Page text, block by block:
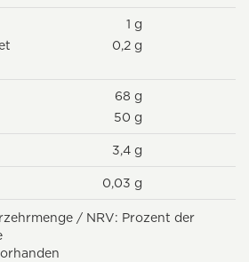
1 g
0,2 g
68 g
50 g
3,4 g
0,03 g
/ NRV: Prozent der